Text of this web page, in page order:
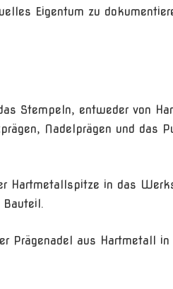
Eigentum zu
Stempeln, entweder von
Nadelprägen und das
Hartmetallspitze in das
Prägenadel aus Hartmetall